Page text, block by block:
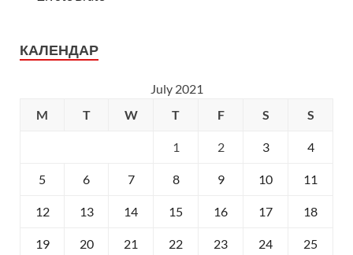
КАЛЕНДАР
July 2021
M
T W T F S S
1 2 3 4
5 6 7 8 9 10 11
12 13 14 15 16 17 18
19 20 21 22 23 24 25